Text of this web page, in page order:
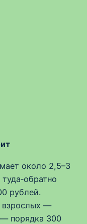
около 2,5–3
рублей.
взрослых —
порядка 300